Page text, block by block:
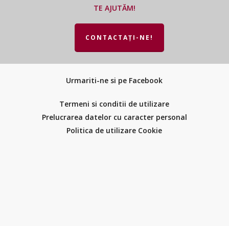
TE AJUTĂM!
CONTACTAȚI-NE!
Urmariti-ne si pe Facebook
Termeni si conditii de utilizare
Prelucrarea datelor cu caracter personal
Politica de utilizare Cookie